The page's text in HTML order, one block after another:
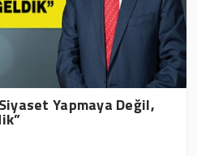
Yapmaya Değil,